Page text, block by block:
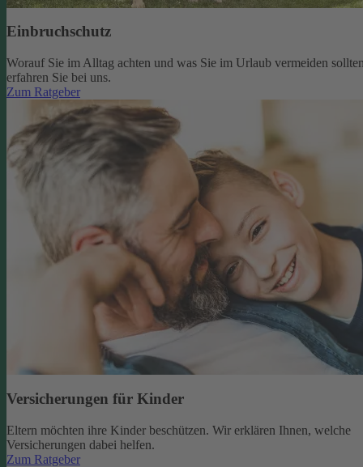
Einbruchschutz
Worauf Sie im Alltag achten und was Sie im Urlaub vermeiden
erfahren Sie bei uns.
Zum Ratgeber
Versicherungen für Kinder
Eltern möchten ihre Kinder beschützen. Wir erklären Ihnen, welche
Versicherungen dabei helfen.
Zum Ratgeber